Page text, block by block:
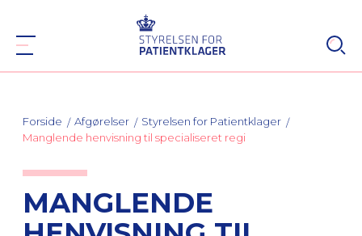
Forside Afgørelser
Styrelsen for Patientklager
Manglende henvisning til specialiseret regi
MANGLENDE